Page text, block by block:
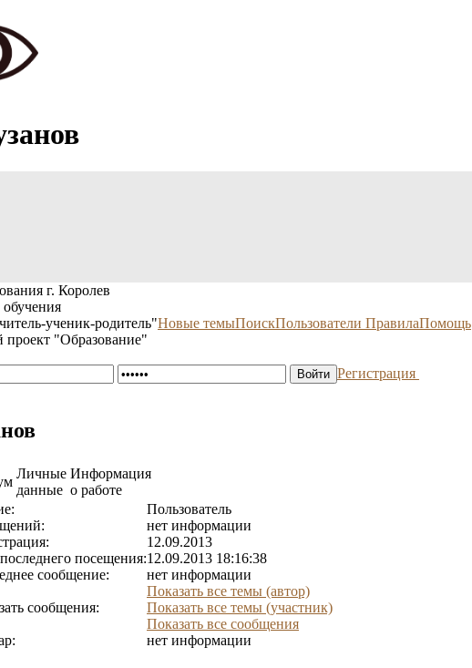
г. Королев
ученик-родитель"
"Образование"
Новые темыПоискПользователи ПравилаПомощь
Регистрация
Личные
данные
Информация
о работе
Пользователь
нет информации
12.09.2013
посещения:12.09.2013 18:16:38
сообщение:
нет информации
сообщения:
Показать все темы (автор)
Показать все темы (участник)
Показать все сообщения
нет информации